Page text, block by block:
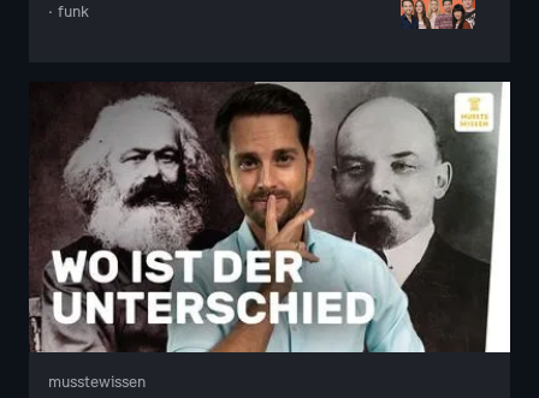
· funk
musstewissen